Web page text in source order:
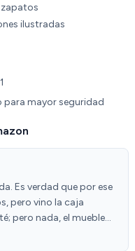
ilustradas
mayor seguridad
Es verdad que por ese
pero vino la caja
pero nada, el mueble
protegido por corchos